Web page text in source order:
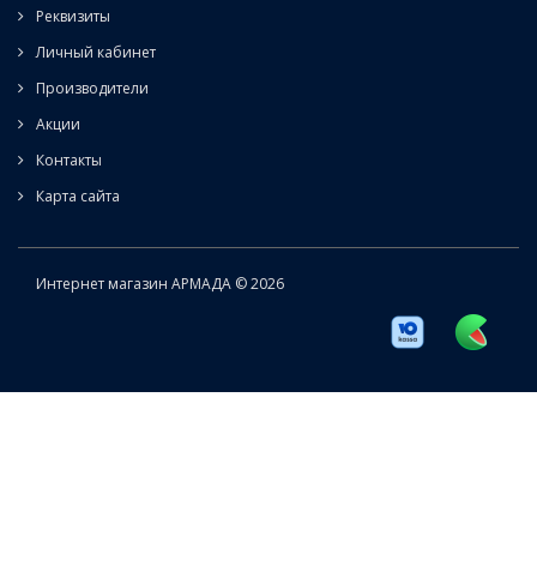
Реквизиты
Личный кабинет
Производители
Акции
Контакты
Карта сайта
Интернет магазин АРМАДА © 2026